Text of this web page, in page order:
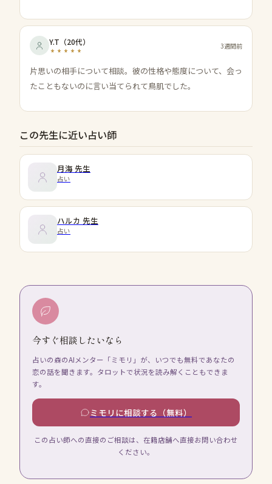
Y.T （20代） 3週間前
片思いの相手について相談。彼の性格や態度について、会っ
たこともないのに言い当てられて鳥肌でした。
この先生に近い占い師
月海 先生
占い
ハルカ 先生
占い
今すぐ相談したいなら
占いの森のAIメンター「ミモリ」が、いつでも無料であなたの
恋の話を聞きます。タロットで状況を読み解くこともできま
す。
ミモリに相談する（無料）
この占い師への直接のご相談は、在籍店舗へ直接お問い合わせ
ください。